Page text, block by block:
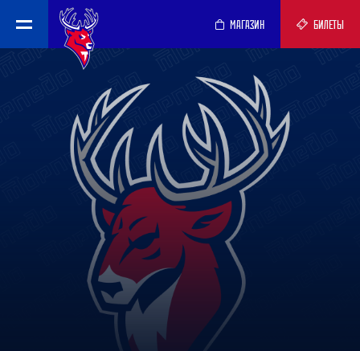
МАГАЗИН БИЛЕТЫ